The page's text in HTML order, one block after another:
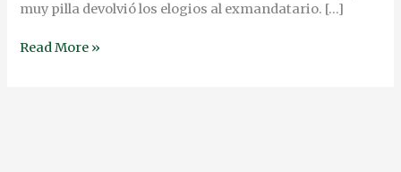
muy pilla devolvió los elogios al exmandatario. […]
Read More »